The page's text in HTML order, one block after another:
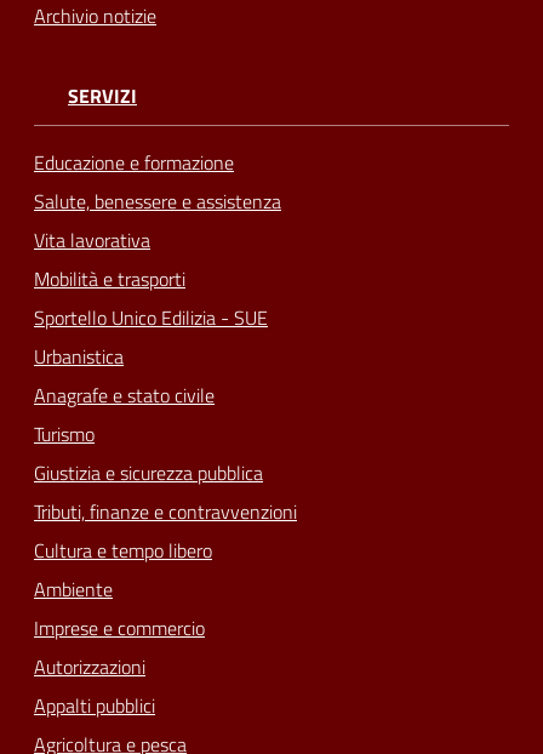
Archivio notizie
SERVIZI
Educazione e formazione
Salute, benessere e assistenza
Vita lavorativa
Mobilità e trasporti
Sportello Unico Edilizia - SUE
Urbanistica
Anagrafe e stato civile
Turismo
Giustizia e sicurezza pubblica
Tributi, finanze e contravvenzioni
Cultura e tempo libero
Ambiente
Imprese e commercio
Autorizzazioni
Appalti pubblici
Agricoltura e pesca